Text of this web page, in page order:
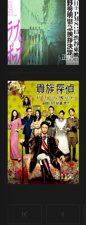
正片
全11集